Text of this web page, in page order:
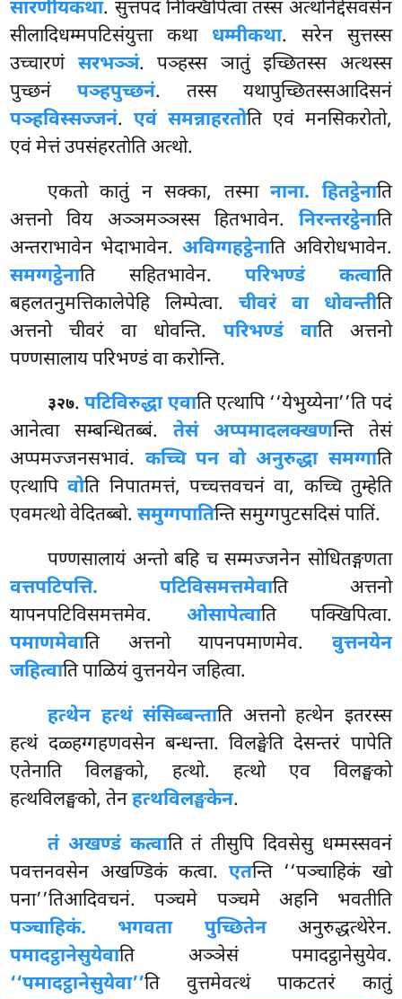
सारणीयकथा. सुत्तपदं निक्खिपित्वा तस्स अत्थनिद्देसवसेन
सीलादिधम्मपटिसंयुत्ता कथा धम्मीकथा. सरेन सुत्तस्स
उच्चारणं सरभञ्ञं. पञ्हस्स ञातुं इच्छितस्स अत्थस्स
पुच्छनंपञ्हपुच्छनं. तस्स यथापुच्छितस्सआदिसनं
पञ्हविस्सज्जनं.एवं समन्नाहरतोति एवं मनसिकरोतो,
एवं मेत्तं उपसंहरतोति अत्थो.
एकतो कातुं न सक्का, तस्मानाना. हितट्ठेनाति
अत्तनो विय अञ्ञमञ्ञस्स हितभावेन. निरन्तरट्ठेनाति
अन्तराभावेन भेदाभावेन. अविग्गहट्ठेनाति अविरोधभावेन.
समग्गट्ठेनाति सहितभावेन.परिभण्डं कत्वाति
बहलतनुमत्तिकालेपेहि लिम्पेत्वा. चीवरं वा धोवन्तीति
अत्तनो चीवरं वा धोवन्ति. परिभण्डं वाति अत्तनो
पण्णसालाय परिभण्डं वा करोन्ति.
३२७.पटिविरुद्धा एवाति एत्थापि ‘‘येभुय्येना’’ति पदं
आनेत्वा सम्बन्धितब्बं. तेसं अप्पमादलक्खणन्ति तेसं
अप्पमज्जनसभावं. कच्चि पन वो अनुरुद्धा समग्गाति
एत्थापिवोति निपातमत्तं, पच्चत्तवचनं वा, कच्चि तुम्हेति
एवमत्थो वेदितब्बो.समुग्गपातिन्ति समुग्गपुटसदिसं पातिं.
पण्णसालायं अन्तो बहि च सम्मज्जनेन सोधितङ्गणता
वत्तपटिपत्ति. पटिविसमत्तमेवाति अत्तनो
यापनपटिविसमत्तमेव. ओसापेत्वाति पक्खिपित्वा.
पमाणमेवाति अत्तनो यापनपमाणमेव. वुत्तनयेन
जहित्वाति पाळियं वुत्तनयेन जहित्वा.
हत्थेन हत्थं संसिब्बन्ताति अत्तनो हत्थेन इतरस्स
हत्थं दळ्हग्गहणवसेन बन्धन्ता. विलङ्घेति देसन्तरं पापेति
एतेनाति विलङ्घको, हत्थो. हत्थो एव विलङ्घको
हत्थविलङ्घको, तेनहत्थविलङ्घकेन.
तं अखण्डं कत्वाति तं तीसुपि दिवसेसु धम्मस्सवनं
पवत्तनवसेन अखण्डिकं कत्वा.एतन्ति ‘‘पञ्चाहिकं खो
पना’’तिआदिवचनं. पञ्चमे पञ्चमे अहनि भवतीति
पञ्चाहिकं. भगवता पुच्छितेनअनुरुद्धत्थेरेन.
पमादट्ठानेसुयेवाति अञ्ञेसं पमादट्ठानेसुयेव.
‘‘पमादट्ठानेसुयेवा’’ति वुत्तमेवत्थं पाकटतरं कातुं